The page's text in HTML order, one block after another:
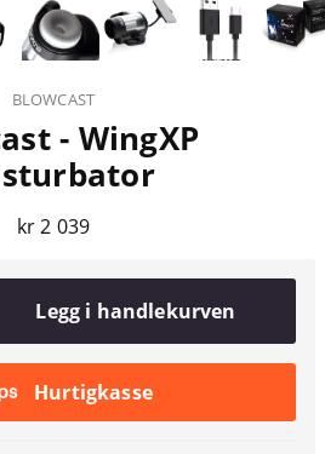
BLOWCAST
- WingXP
kr 2 039
Legg i handlekurven
Hurtigkasse